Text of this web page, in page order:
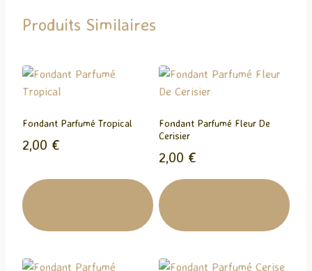
e
n
t
Produits Similaires
Fondant Parfumé Tropical
2,00 €
Fondant Parfumé Fleur De
Cerisier
2,00 €